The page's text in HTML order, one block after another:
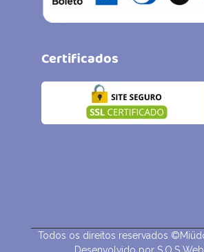
Certificados
Todos os direitos reservados